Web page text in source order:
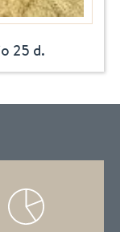
25 d.